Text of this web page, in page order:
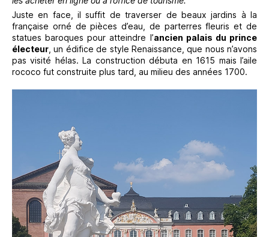
Juste en face, il suffit de traverser de beaux jardins à la
française orné de pièces d’eau, de parterres fleuris et de
statues baroques pour atteindre l’ancien palais du prince
électeur, un édifice de style Renaissance, que nous n’avons
pas visité hélas. La construction débuta en 1615 mais l’aile
rococo fut construite plus tard, au milieu des années 1700.